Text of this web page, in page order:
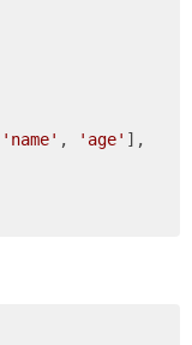
'name' , 'age' ],